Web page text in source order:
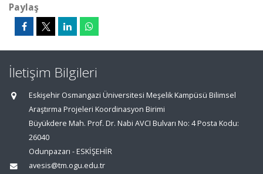
Paylaş
İletişim Bilgileri
Eskişehir Osmangazi Üniversitesi Meşelik Kampüsü Bilimsel
Araştırma Projeleri Koordinasyon Birimi
Büyükdere Mah. Prof. Dr. Nabi AVCI Bulvarı No: 4 Posta Kodu:
26040
Odunpazarı - ESKİŞEHİR
avesis@tm.ogu.edu.tr